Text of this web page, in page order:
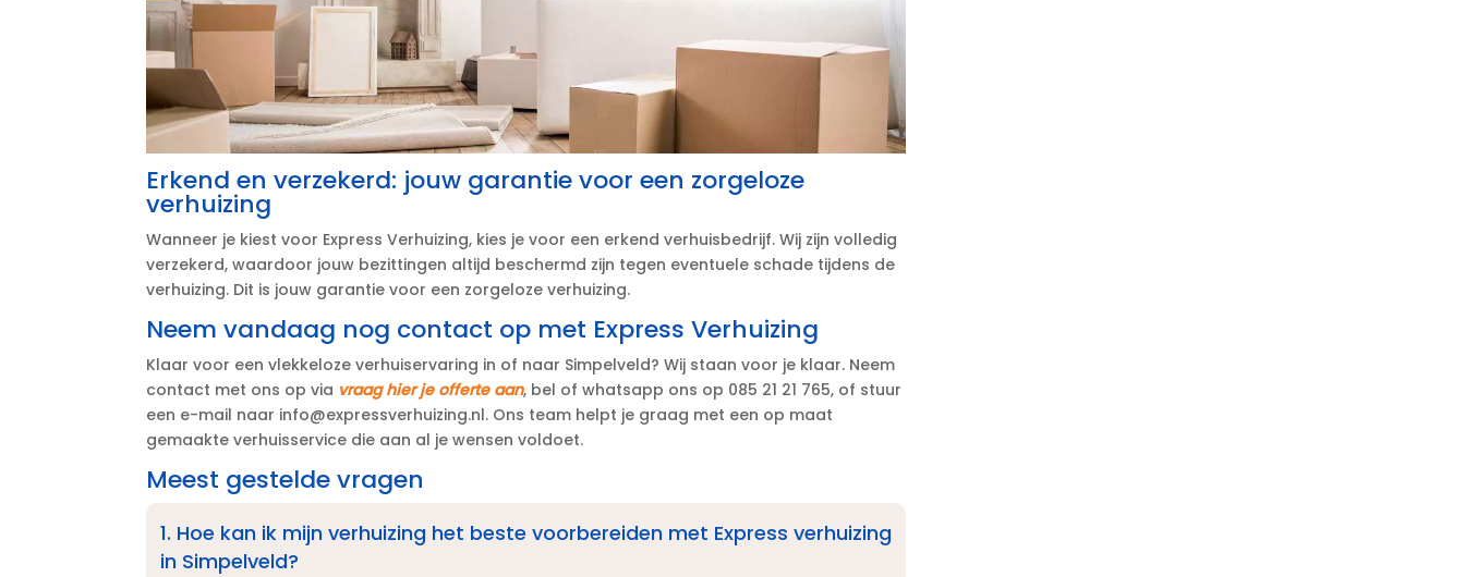
Erkend en verzekerd: jouw garantie voor een zorgeloze
verhuizing
Wanneer je kiest voor Express Verhuizing, kies je voor een erkend verhuisbedrijf.​ Wij zijn volledig
verzekerd, waardoor jouw bezittingen altijd beschermd zijn tegen eventuele schade tijdens de
verhuizing.​ Dit is jouw garantie voor een zorgeloze verhuizing.​
Neem vandaag nog contact op met Express Verhuizing
Klaar voor een vlekkeloze verhuiservaring in of naar Simpelveld? Wij staan voor je klaar.​ Neem
contact met ons op via vraag hier je offerte aan, bel of whatsapp ons op 085 21 21 765, of stuur
een e-mail naar info@expressverhuizing.​nl.​ Ons team helpt je graag met een op maat
gemaakte verhuisservice die aan al je wensen voldoet.​
Meest gestelde vragen
1.​ Hoe kan ik mijn verhuizing het beste voorbereiden met Express verhuizing
in Simpelveld?